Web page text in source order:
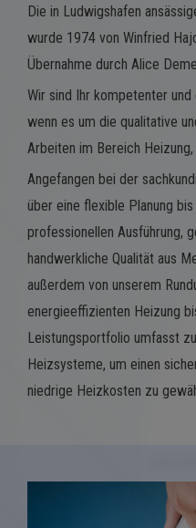
Die in Ludwigshafen
wurde 1974 von Winfried
Übernahme durch Alice
Wir sind Ihr kompetenter
wenn es um die qualitative
Arbeiten im Bereich Heizung,
Angefangen bei der
über eine flexible Planung
professionellen Ausführung,
handwerkliche Qualität aus
außerdem von unserem
energieeffizienten Heizung
Leistungsportfolio umfasst
Heizsysteme, um einen
niedrige Heizkosten zu